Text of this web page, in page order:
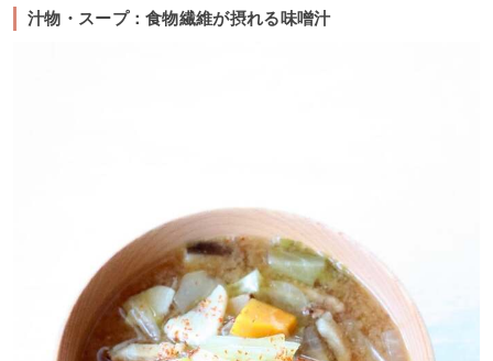
汁物・スープ：食物繊維が摂れる味噌汁